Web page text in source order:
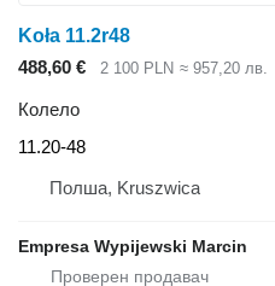
Koła 11.2r48
488,60 €
2 100 PLN ≈ 957,20 лв.
Колело
11.20-48
Полша, Kruszwica
Empresa Wypijewski Marcin